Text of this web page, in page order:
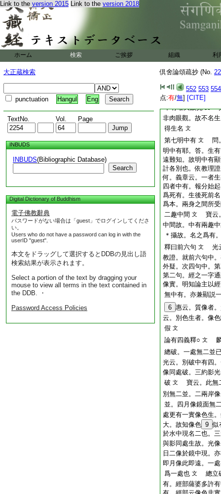
Link to the version 2015 Link to the version 2018
ホーム 検索 ご挨拶 組織 利
大正蔵検索
punctuation Hangul Eng
TextNo. Vol. Page
INBUDS
INBUDS(Bibliographic Database)
Search
Digital Dictionary of Buddhism
電子佛教辭典
パスワードがない場合は「guest」でログインしてくださ
い。
Users who do not have a password can log in with the
userID "guest".
本文をドラッグして選択するとDDBの見出し語
検索結果が表示されます。
Select a portion of the text by dragging your
mouse to view all terms in the text contained in
the DDB. ・
Password Access Policies
倶舍論頌疏抄 (No.
552 553 554
点:有/無] [CITE]
應言最勝唯化生
生。據總相説。故
生。支分諸根圓具
異義同於四有中立
至。建立生名。非
生 文 惠云。問。
起。何不名生。答
5 昧故。中有名
中有唯天眼見
光
非肉眼觀。故不名
得生名 文
第七明中有 文
問
明中有耶。答。生
遠難知。故明中有
計各別也。依教理
何。義章云。一者
四者中有。報分始
爲死有。生後死前
爲本。兩身之間所
二趣中間 文
寶云
中間故。中有兩趣
＊攝故。名之爲有
釋曰前六句 文
光
教證。就前六句中
外疑。次四句中。
第二句。經之一字
像實。明知論主以
無中有。亦兼顯説
6 惠云。質像者
云。別色生者。像
假 文
論有四義釋○ 文
總破。一處無二並
光云。別破中有四
像同處破。三約影
破 文
寶云。此無
別無二並。二兩岸
並。四月像鏡面無
處更有一實像色生
大。故知像色 9 似
於水中現名二也。
與影同處生故。光
日二像於鏡中現。
即月像此即遠。一
爲一處也 文
總立
有。經部薩婆多許